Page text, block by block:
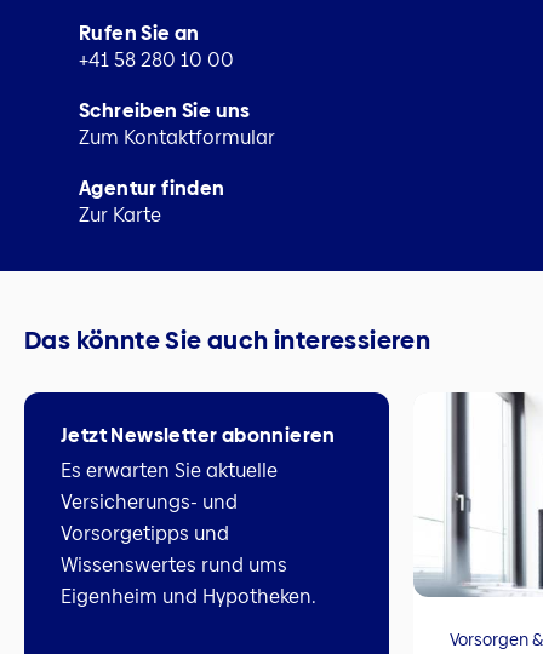
Rufen Sie an
+41 58 280 10 00
Schreiben Sie uns
Zum Kontaktformular
Agentur finden
Zur Karte
Das könnte Sie auch interessieren
Jetzt Newsletter abonnieren
Es erwarten Sie aktuelle
Versicherungs- und
Vorsorgetipps und
Wissenswertes rund ums
Eigenheim und Hypotheken.
Vorsorgen &